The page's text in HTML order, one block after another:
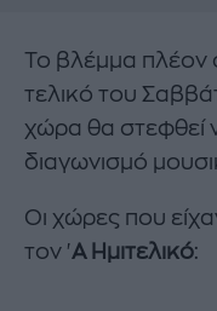
Το βλέμμα πλέον
τελικό του
χώρα θα στεφθεί
διαγωνισμό
Οι χώρες που
τον 'Α Ημιτελικό: